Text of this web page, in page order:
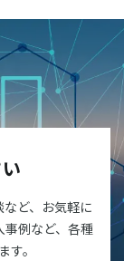
ど、お気軽に
例など、各種
。